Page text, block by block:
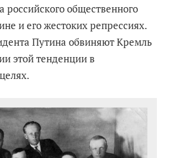
российского общественного
и его жестоких репрессиях.
Путина обвиняют Кремль
этой тенденции в